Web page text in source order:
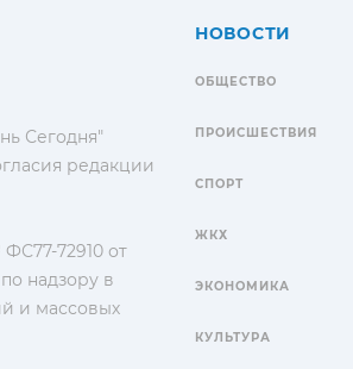
Сегодня"
редакции
72910 от
надзору в
и массовых
НОВОСТИ
ОБЩЕСТВО
ПРОИСШЕСТВИЯ
СПОРТ
ЖКХ
ЭКОНОМИКА
КУЛЬТУРА